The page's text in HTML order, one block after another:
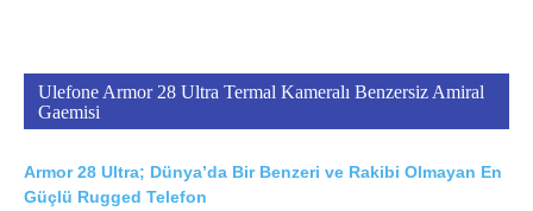
Ulefone Armor 28 Ultra Termal Kameralı Benzersiz Amiral
Gaemisi
Armor 28 Ultra; Dünya’da Bir Benzeri ve Rakibi Olmayan En
Güçlü Rugged Telefon